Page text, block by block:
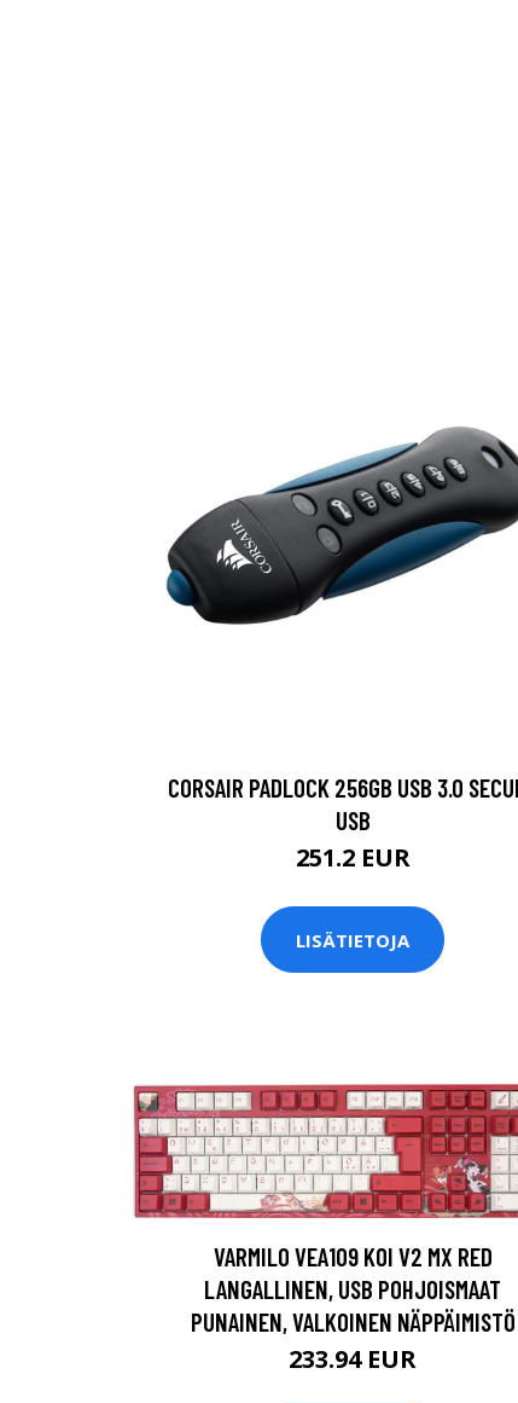
CORSAIR PADLOCK 256GB USB 3.0
USB
251.2 EUR
LISÄTIETOJA
VARMILO VEA109 KOI V2 MX RED
LANGALLINEN, USB POHJOISMAAT
PUNAINEN, VALKOINEN NÄPPÄIMISTÖ
233.94 EUR